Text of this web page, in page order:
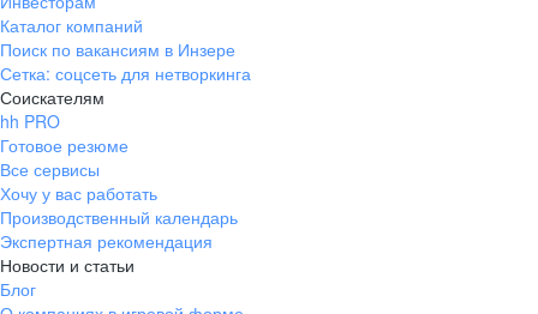
Каталог компаний
Поиск по вакансиям в Инзере
Сетка: соцсеть для нетворкинга
Соискателям
hh PRO
Готовое резюме
Все сервисы
Хочу у вас работать
Производственный календарь
Экспертная рекомендация
Новости и статьи
Блог